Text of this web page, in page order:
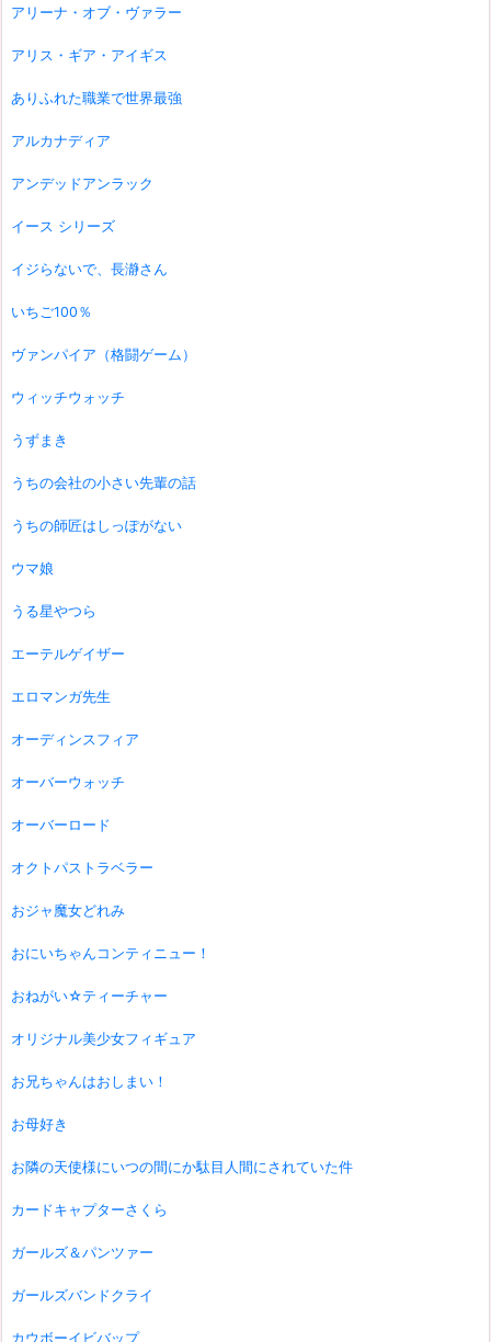
アリーナ・オブ・ヴァラー
アリス・ギア・アイギス
ありふれた職業で世界最強
アルカナディア
アンデッドアンラック
イース シリーズ
イジらないで、長瀞さん
いちご100％
ヴァンパイア（格闘ゲーム）
ウィッチウォッチ
うずまき
うちの会社の小さい先輩の話
うちの師匠はしっぽがない
ウマ娘
うる星やつら
エーテルゲイザー
エロマンガ先生
オーディンスフィア
オーバーウォッチ
オーバーロード
オクトパストラベラー
おジャ魔女どれみ
おにいちゃんコンティニュー！
おねがい☆ティーチャー
オリジナル美少女フィギュア
お兄ちゃんはおしまい！
お母好き
お隣の天使様にいつの間にか駄目人間にされていた件
カードキャプターさくら
ガールズ＆パンツァー
ガールズバンドクライ
カウボーイビバップ